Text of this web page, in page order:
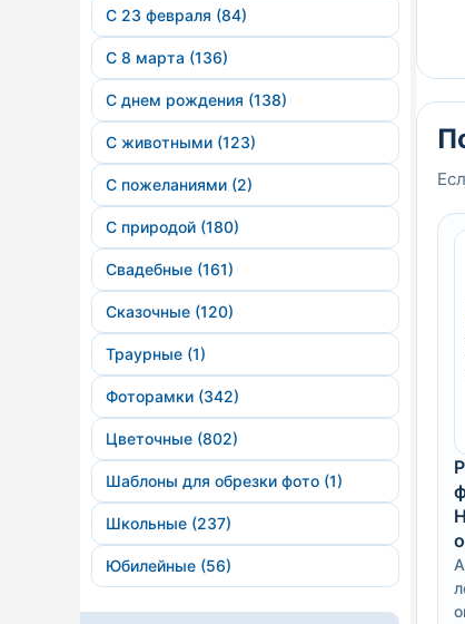
С 23 февраля (84)
С 8 марта (136)
С днем рождения (138)
С животными (123)
С пожеланиями (2)
С природой (180)
Свадебные (161)
Сказочные (120)
Траурные (1)
Фоторамки (342)
Цветочные (802)
Шаблоны для обрезки фото (1)
Школьные (237)
Юбилейные (56)